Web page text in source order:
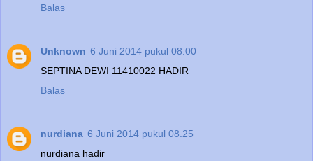
Balas
Unknown 6 Juni 2014 pukul 08.00
SEPTINA DEWI 11410022 HADIR
Balas
nurdiana 6 Juni 2014 pukul 08.25
nurdiana hadir